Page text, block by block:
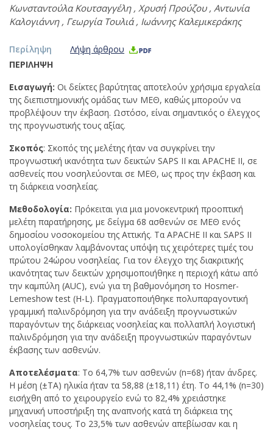
Κωνσταντούλα Κουτσαγγέλη, Χρυσή Προύζου, Αντωνία
Καλογιάννη, Γεωργία Τουλιά, Ιωάννης Καλεμικεράκης
Περίληψη
Λήψη άρθρου
ΠΕΡΙΛΗΨΗ
Εισαγωγή: Οι δείκτες βαρύτητας αποτελούν χρήσιμα εργαλεία
της διεπιστημονικής ομάδας των ΜΕΘ, καθώς μπορούν να
προβλέψουν την έκβαση. Ωστόσο, είναι σημαντικός ο έλεγχος
της προγνωστικής τους αξίας.
Σκοπός: Σκοπός της μελέτης ήταν να συγκρίνει την
προγνωστική ικανότητα των δεικτών SAPS II και APACHE II, σε
ασθενείς που νοσηλεύονται σε ΜΕΘ, ως προς την έκβαση και
τη διάρκεια νοσηλείας.
Μεθοδολογία: Πρόκειται για μια μονοκεντρική προοπτική
μελέτη παρατήρησης, με δείγμα 68 ασθενών σε ΜΕΘ ενός
δημοσίου νοσοκομείου της Αττικής. Τα APACHE II και SAPS II
υπολογίσθηκαν λαμβάνοντας υπόψη τις χειρότερες τιμές του
πρώτου 24ώρου νοσηλείας. Για τον έλεγχο της διακριτικής
ικανότητας των δεικτών χρησιμοποιήθηκε η περιοχή κάτω από
την καμπύλη (AUC), ενώ για τη βαθμονόμηση το Hosmer-
Lemeshow test (H-L). Πραγματοποιήθηκε πολυπαραγοντική
γραμμική παλινδρόμηση για την ανάδειξη προγνωστικών
παραγόντων της διάρκειας νοσηλείας και πολλαπλή λογιστική
παλινδρόμηση για την ανάδειξη προγνωστικών παραγόντων
έκβασης των ασθενών.
Αποτελέσματα: Το 64,7% των ασθενών (n=68) ήταν άνδρες.
Η μέση (±ΤΑ) ηλικία ήταν τα 58,88 (±18,11) έτη. To 44,1% (n=30)
εισήχθη από το χειρουργείο ενώ το 82,4% χρειάστηκε
μηχανική υποστήριξη της αναπνοής κατά τη διάρκεια της
νοσηλείας τους. Το 23,5% των ασθενών απεβίωσαν και η